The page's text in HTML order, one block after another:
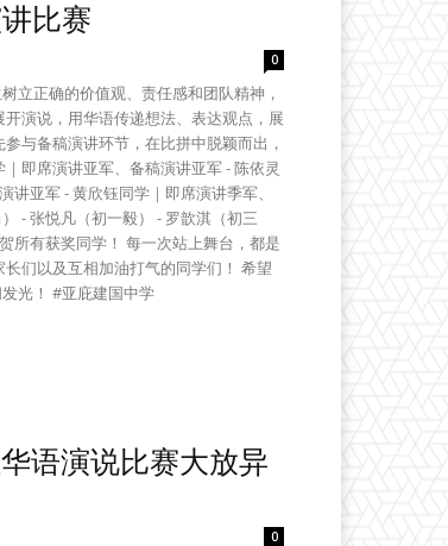
比赛
0
立正确的价值观、责任感和团队精神，
演说，用华语传递想法、表达观点，展
与备稿演讲环节，在比拼中脱颖而出，
即席演讲亚军、备稿演讲亚军 - 陈依灵
亚军 - 黄欣钰同学｜即席演讲季军、
- 张悦凡（初一毅） - 罗歆淇（初三
所有获奖同学！ 每一次站上舞台，都是
们以及互相加油打气的同学们！ 希望
光！ #亚庇建国中学
语演说比赛大放异
0